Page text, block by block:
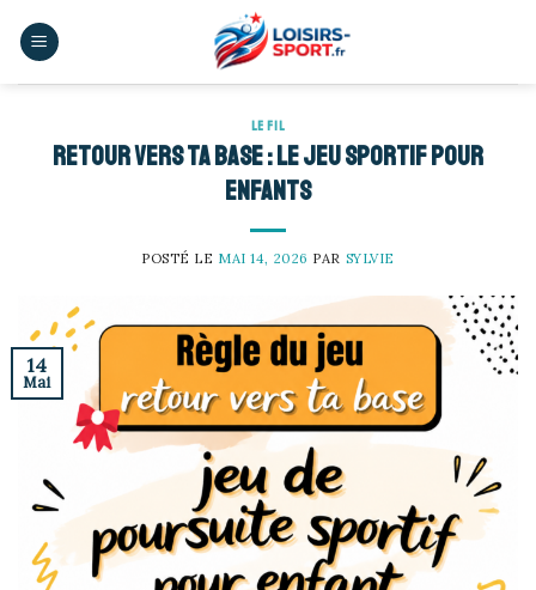
LE FIL
Retour vers ta base : le jeu sportif pour
enfants
POSTÉ LE MAI 14, 2026 PAR SYLVIE
14
Mai